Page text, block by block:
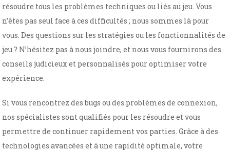
résoudre tous les problèmes techniques ou liés au jeu. Vous
n’êtes pas seul face à ces difficultés ; nous sommes là pour
vous. Des questions sur les stratégies ou les fonctionnalités de
jeu ? N’hésitez pas à nous joindre, et nous vous fournirons des
conseils judicieux et personnalisés pour optimiser votre
expérience.
Si vous rencontrez des bugs ou des problèmes de connexion,
nos spécialistes sont qualifiés pour les résoudre et vous
permettre de continuer rapidement vos parties. Grâce à des
technologies avancées et à une rapidité optimale, votre